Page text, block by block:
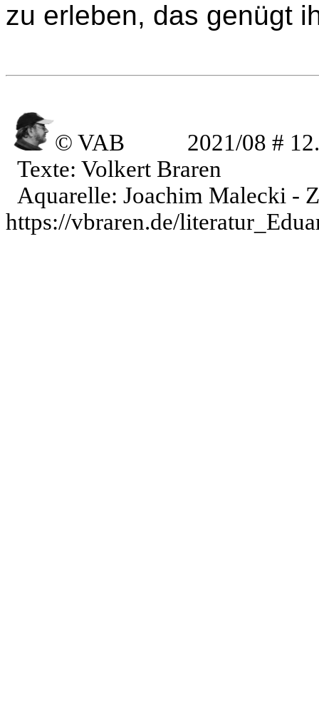
zu erleben, das genügt
© VAB
2021/08 #
Texte: Volkert Braren
Aquarelle: Joachim Malecki -
https://vbraren.de/